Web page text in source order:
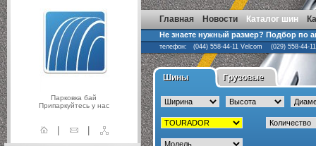
Парковка бай
Припаркуйтесь у нас
| |
Главная Новости Каталог шин
Не знаете нужный размер? Подбор по
телефон: (044) 558-44-11 Velcom (029) 558-44-
Шины Грузовые